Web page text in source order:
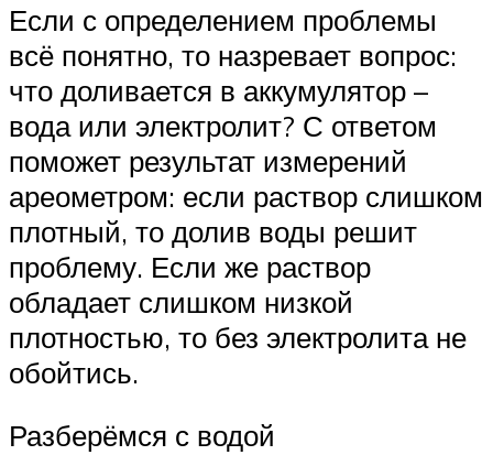
Если с определением проблемы
всё понятно, то назревает вопрос:
что доливается в аккумулятор –
вода или электролит? С ответом
поможет результат измерений
ареометром: если раствор слишком
плотный, то долив воды решит
проблему. Если же раствор
обладает слишком низкой
плотностью, то без электролита не
обойтись.
Разберёмся с водой